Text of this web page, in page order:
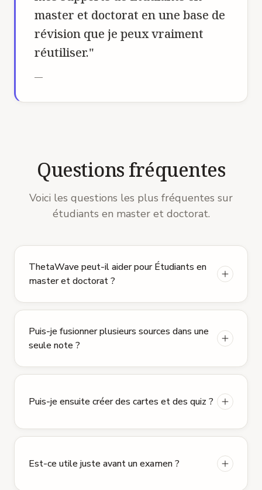
master et doctorat en une base de
révision que je peux vraiment
réutiliser."
—
Questions fréquentes
Voici les questions les plus fréquentes sur
étudiants en master et doctorat.
ThetaWave peut-il aider pour Étudiants en
master et doctorat ?
Puis-je fusionner plusieurs sources dans une
seule note ?
Puis-je ensuite créer des cartes et des quiz ?
Est-ce utile juste avant un examen ?